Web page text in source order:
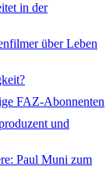
in der
über Leben
FAZ-Abonnenten
und
Paul Muni zum